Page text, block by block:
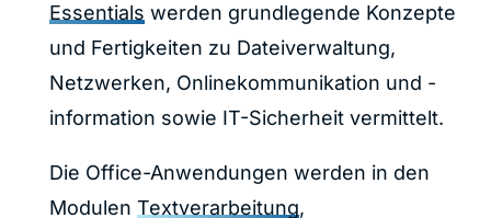
Essentials werden grundlegende Konzepte
und Fertigkeiten zu Dateiverwaltung,
Netzwerken, Onlinekommunikation und -
information sowie IT-Sicherheit vermittelt.
Die Office-Anwendungen werden in den
Modulen Textverarbeitung,